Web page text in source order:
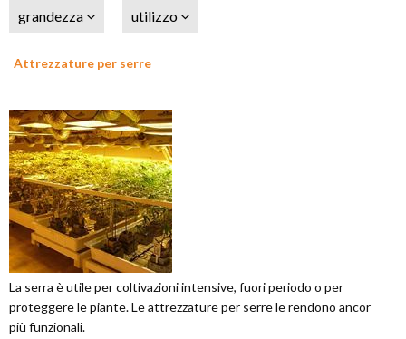
grandezza
utilizzo
Attrezzature per serre
La serra è utile per coltivazioni intensive, fuori periodo o per
proteggere le piante. Le attrezzature per serre le rendono ancor
più funzionali.